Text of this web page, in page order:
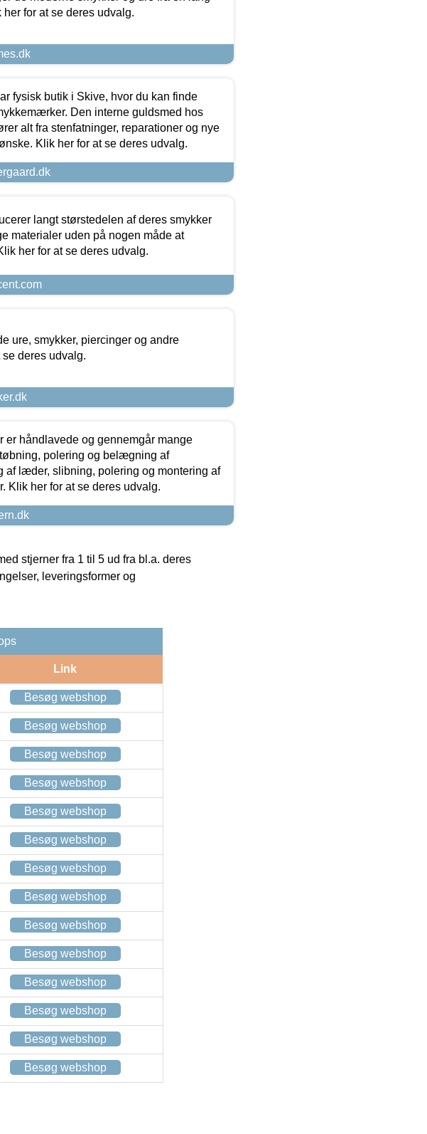
for at se deres udvalg.
fysisk butik i Skive, hvor du kan finde
Den interne guldsmed hos
alt fra stenfatninger, reparationer og nye
Klik her for at se deres udvalg.
langt størstedelen af deres smykker
materialer uden på nogen måde at
her for at se deres udvalg.
ure, smykker, piercinger og andre
deres udvalg.
er håndlavede og gennemgår mange
polering og belægning af
af læder, slibning, polering og montering af
Klik her for at se deres udvalg.
stjerner fra 1 til 5 ud fra bl.a. deres
leveringsformer og
Link
Besøg webshop
Besøg webshop
Besøg webshop
Besøg webshop
Besøg webshop
Besøg webshop
Besøg webshop
Besøg webshop
Besøg webshop
Besøg webshop
Besøg webshop
Besøg webshop
Besøg webshop
Besøg webshop